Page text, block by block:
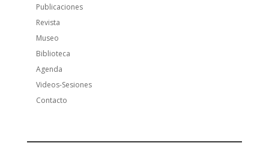
Publicaciones
Revista
Museo
Biblioteca
Agenda
Videos-Sesiones
Contacto